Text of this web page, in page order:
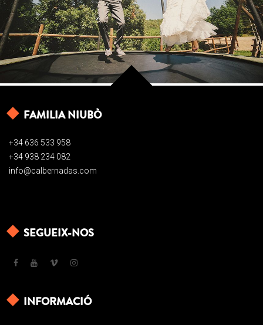
FAMILIA NIUBÒ
+34 636 533 958
+34 938 234 082
info@calbernadas.com
SEGUEIX-NOS
INFORMACIÓ